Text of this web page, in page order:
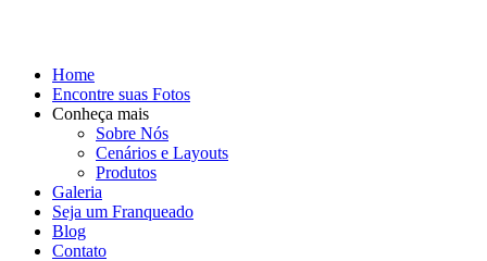
Home
Encontre suas Fotos
Conheça mais
Sobre Nós
Cenários e Layouts
Produtos
Galeria
Seja um Franqueado
Blog
Contato